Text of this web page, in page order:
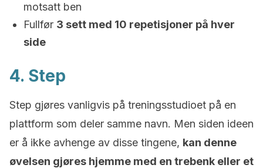
motsatt ben
Fullfør 3 sett med 10 repetisjoner på hver
side
4. Step
Step gjøres vanligvis på treningsstudioet på en
plattform som deler samme navn. Men siden ideen
er å ikke avhenge av disse tingene, kan denne
øvelsen gjøres hjemme med en trebenk eller et